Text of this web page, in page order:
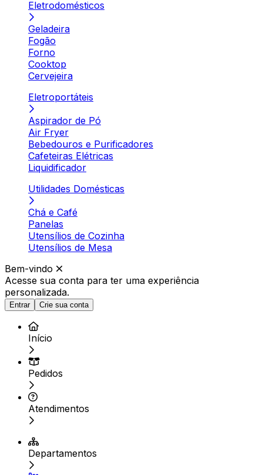
Eletrodomésticos
Geladeira
Fogão
Forno
Cooktop
Cervejeira
Eletroportáteis
Aspirador de Pó
Air Fryer
Bebedouros e Purificadores
Cafeteiras Elétricas
Liquidificador
Utilidades Domésticas
Chá e Café
Panelas
Utensílios de Cozinha
Utensílios de Mesa
Bem-vindo
Acesse sua conta para ter uma experiência
personalizada.
Entrar Crie sua conta
Início
Pedidos
Atendimentos
Departamentos